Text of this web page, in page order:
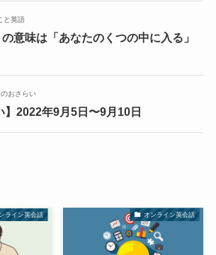
と英語
意味は「あなたのくつの中に入る」
おさらい
】2022年9月5日〜9月10日
ライン英会話 オンライン英会話